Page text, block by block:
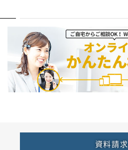
資料請求